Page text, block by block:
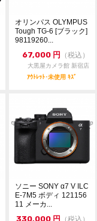
オリンパス OLYMPUS
Tough TG-6 [ブラック]
98119260...
67,000 円 （税込）
大黒屋カメラ館 新宿店
ｱｳﾄﾚｯﾄ･未使用 ｷｽﾞ
ソニー SONY α7 V ILC
E-7M5 ボディ 121156
11 メーカ...
330,000 円